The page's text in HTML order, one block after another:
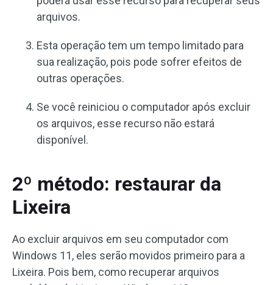
arquivos.
Esta operação tem um tempo limitado para
sua realização, pois pode sofrer efeitos de
outras operações.
Se você reiniciou o computador após excluir
os arquivos, esse recurso não estará
disponível.
2º método: restaurar da
Lixeira
Ao excluir arquivos em seu computador com
Windows 11, eles serão movidos primeiro para a
Lixeira. Pois bem, como recuperar arquivos